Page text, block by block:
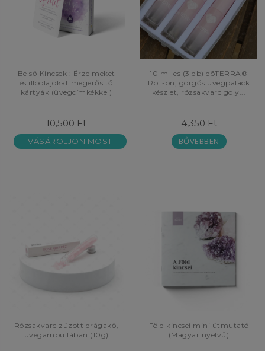
Belső Kincsek : Érzelmeket
és illóolajokat megerősítő
kártyák (üvegcímkékkel)
10,500 Ft
VÁSÁROLJON MOST
10 ml-es (3 db) dōTERRA®
Roll-on, görgős üvegpalack
készlet, rózsakvarc goly...
4,350 Ft
BŐVEBBEN
Rózsakvarc zúzott drágakő,
üvegampullában (10g)
Föld kincsei mini útmutató
(Magyar nyelvű)